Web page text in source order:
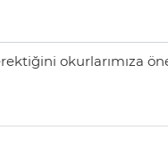
okurlarımıza